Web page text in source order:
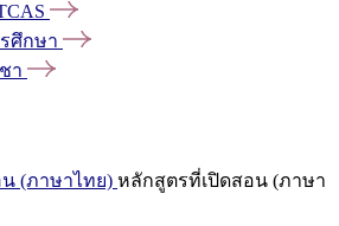
ศึกษา
า
(ภาษาไทย) หลักสูตรที่เปิดสอน (ภาษา